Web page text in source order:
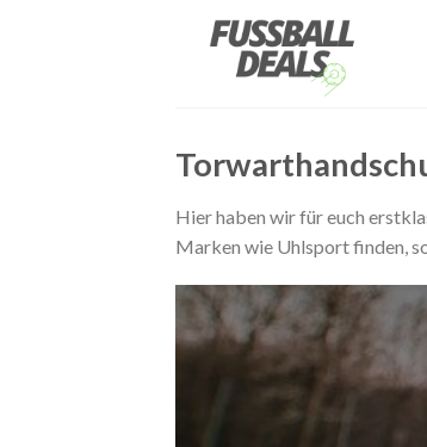
Hier haben wir für euch
Marken wie Uhlsport finden,